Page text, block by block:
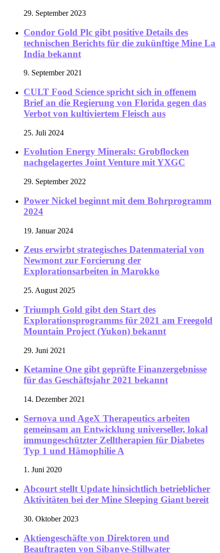
29. September 2023
Condor Gold Plc gibt positive Details des
technischen Berichts für die zukünftige Mine La
India bekannt
9. September 2021
CULT Food Science spricht sich in offenem
Brief an die Regierung von Florida gegen das
Verbot von kultiviertem Fleisch aus
25. Juli 2024
Evolution Energy Minerals: Grobflocken
nachgelagertes Joint Venture mit YXGC
29. September 2022
Power Nickel beginnt mit dem Bohrprogramm
2024
19. Januar 2024
Zeus erwirbt strategisches Datenmaterial von
Newmont zur Forcierung der
Explorationsarbeiten in Marokko
25. August 2025
Triumph Gold gibt den Start des
Explorationsprogramms für 2021 am Freegold
Mountain Project (Yukon) bekannt
29. Juni 2021
Ketamine One gibt geprüfte Finanzergebnisse
für das Geschäftsjahr 2021 bekannt
14. Dezember 2021
Sernova und AgeX Therapeutics arbeiten
gemeinsam an Entwicklung universeller, lokal
immungeschützter Zelltherapien für Diabetes
Typ 1 und Hämophilie A
1. Juni 2020
Abcourt stellt Update hinsichtlich betrieblicher
Aktivitäten bei der Mine Sleeping Giant bereit
30. Oktober 2023
Aktiengeschäfte von Direktoren und
Beauftragten von Sibanye-Stillwater